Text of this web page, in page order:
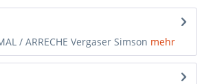
/ ARRECHE Vergaser Simson mehr